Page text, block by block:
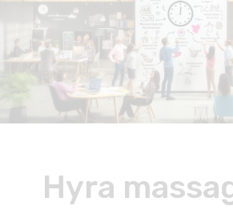
Hyra